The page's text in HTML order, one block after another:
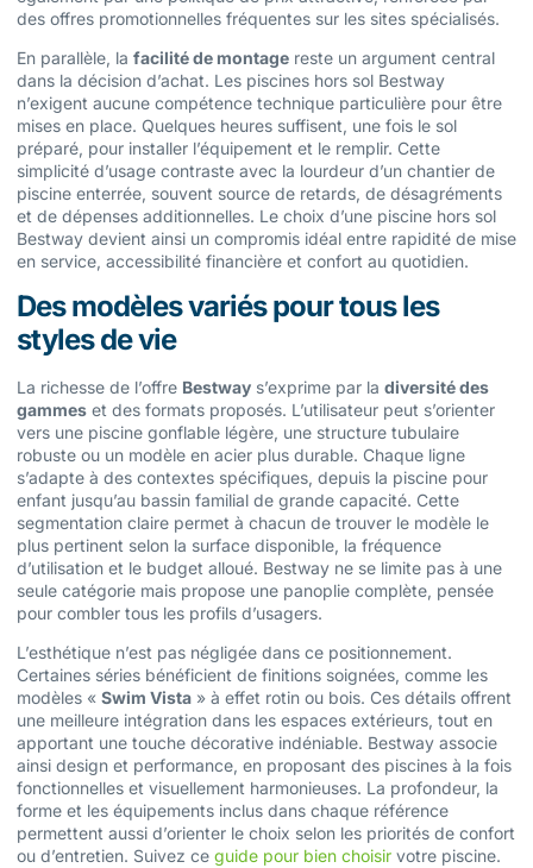
des offres promotionnelles fréquentes sur les sites spécialisés.
En parallèle, la facilité de montage reste un argument central
dans la décision d’achat. Les piscines hors sol Bestway
n’exigent aucune compétence technique particulière pour être
mises en place. Quelques heures suffisent, une fois le sol
préparé, pour installer l’équipement et le remplir. Cette
simplicité d’usage contraste avec la lourdeur d’un chantier de
piscine enterrée, souvent source de retards, de désagréments
et de dépenses additionnelles. Le choix d’une piscine hors sol
Bestway devient ainsi un compromis idéal entre rapidité de mise
en service, accessibilité financière et confort au quotidien.
Des modèles variés pour tous les
styles de vie
La richesse de l’offre Bestway s’exprime par la diversité des
gammes et des formats proposés. L’utilisateur peut s’orienter
vers une piscine gonflable légère, une structure tubulaire
robuste ou un modèle en acier plus durable. Chaque ligne
s’adapte à des contextes spécifiques, depuis la piscine pour
enfant jusqu’au bassin familial de grande capacité. Cette
segmentation claire permet à chacun de trouver le modèle le
plus pertinent selon la surface disponible, la fréquence
d’utilisation et le budget alloué. Bestway ne se limite pas à une
seule catégorie mais propose une panoplie complète, pensée
pour combler tous les profils d’usagers.
L’esthétique n’est pas négligée dans ce positionnement.
Certaines séries bénéficient de finitions soignées, comme les
modèles « Swim Vista » à effet rotin ou bois. Ces détails offrent
une meilleure intégration dans les espaces extérieurs, tout en
apportant une touche décorative indéniable. Bestway associe
ainsi design et performance, en proposant des piscines à la fois
fonctionnelles et visuellement harmonieuses. La profondeur, la
forme et les équipements inclus dans chaque référence
permettent aussi d’orienter le choix selon les priorités de confort
ou d’entretien. Suivez ce guide pour bien choisir votre piscine.